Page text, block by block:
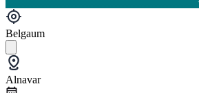
Belgaum
Alnavar